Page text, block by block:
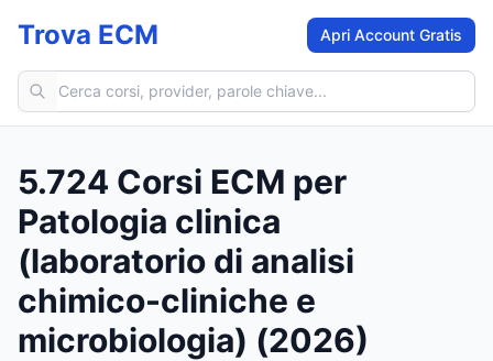
Trova ECM Apri Account Gratis
Cerca corsi ECM
5.724 Corsi ECM per
Patologia clinica
(laboratorio di analisi
chimico-cliniche e
microbiologia) (2026)